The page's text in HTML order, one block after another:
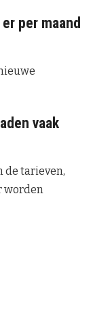
per maand
vaak
de tarieven,
worden